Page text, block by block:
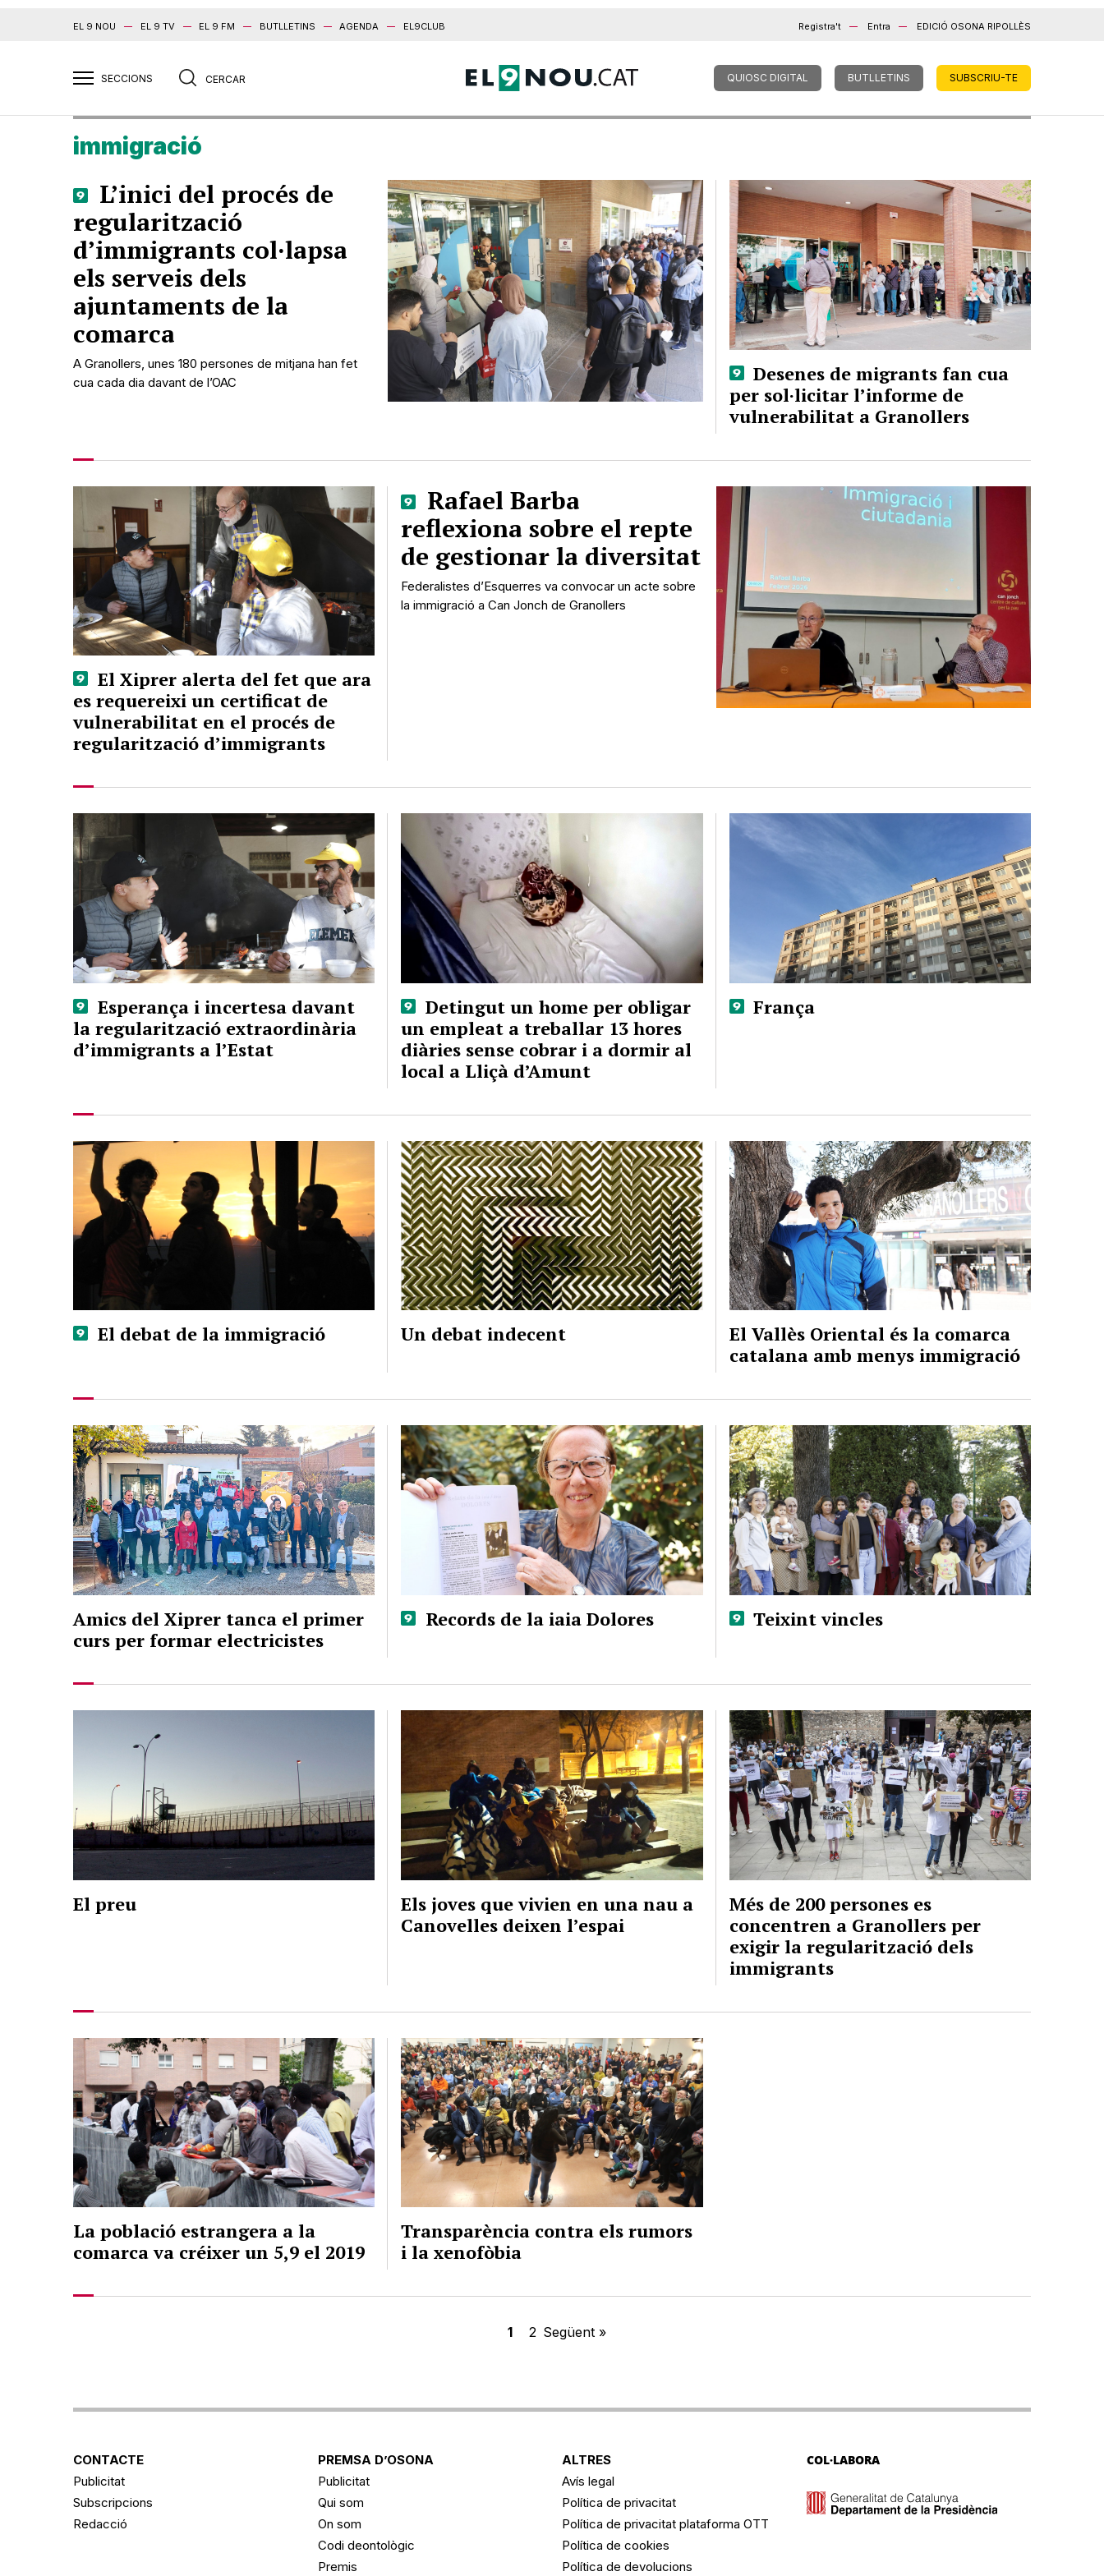
EL 9 NOU EL 9 TV EL 9 FM BUTLLETINS AGENDA EL9CLUB Registra't Entra EDICIÓ OSONA RIPOLLÈS
QUIOSC DIGITAL BUTLLETINS SUBSCRIU-TE
immigració
L’inici del procés de
regularització
d’immigrants col·lapsa
els serveis dels
ajuntaments de la
comarca
A Granollers, unes 180 persones de mitjana han fet
cua cada dia davant de l’OAC
Desenes de migrants fan cua
per sol·licitar l’informe de
vulnerabilitat a Granollers
El Xiprer alerta del fet que ara
es requereixi un certificat de
vulnerabilitat en el procés de
regularització d’immigrants
Rafael Barba
reflexiona sobre el repte
de gestionar la diversitat
Federalistes d’Esquerres va convocar un acte sobre
la immigració a Can Jonch de Granollers
Esperança i incertesa davant
la regularització extraordinària
d’immigrants a l’Estat
Detingut un home per obligar
un empleat a treballar 13 hores
diàries sense cobrar i a dormir al
local a Lliçà d’Amunt
França
El debat de la immigració Un debat indecent
El Vallès Oriental és la comarca
catalana amb menys immigració
Amics del Xiprer tanca el primer
curs per formar electricistes
Records de la iaia Dolores Teixint vincles
El preu
Els joves que vivien en una nau a
Canovelles deixen l’espai
Més de 200 persones es
concentren a Granollers per
exigir la regularització dels
immigrants
La població estrangera a la
comarca va créixer un 5,9 el 2019
Transparència contra els rumors
i la xenofòbia
1 2 Següent »
CONTACTE
Publicitat
Subscripcions
Redacció
PREMSA D’OSONA
Publicitat
Qui som
On som
Codi deontològic
Premis
ALTRES
Avís legal
Política de privacitat
Política de privacitat plataforma OTT
Política de cookies
Política de devolucions
COL·LABORA